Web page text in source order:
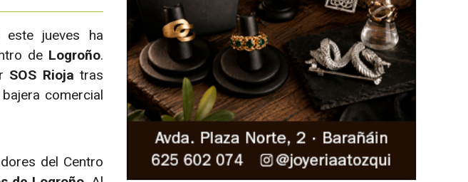
jueves ha
de Logroño.
SOS Rioja tras
comercial
del Centro